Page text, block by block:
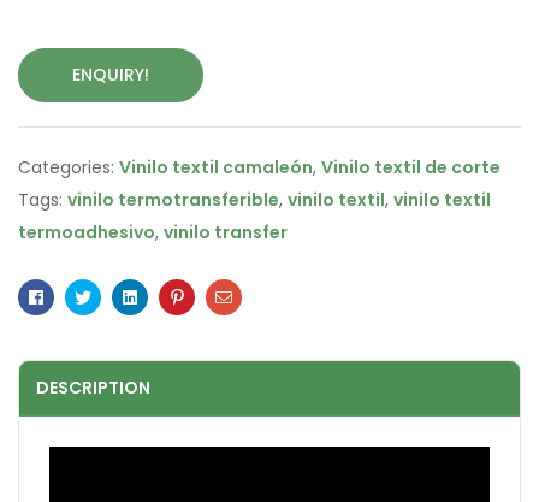
ENQUIRY!
Categories: Vinilo textil camaleón, Vinilo textil de corte
Tags: vinilo termotransferible, vinilo textil, vinilo textil
termoadhesivo, vinilo transfer
Facebook
TwitterLinkedinPinterestEmail
DESCRIPTION